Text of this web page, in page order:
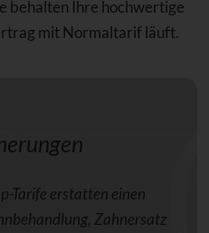
behalten Ihre hochwertige
mit Normaltarif läuft.
Tarife erstatten einen
Zahnersatz